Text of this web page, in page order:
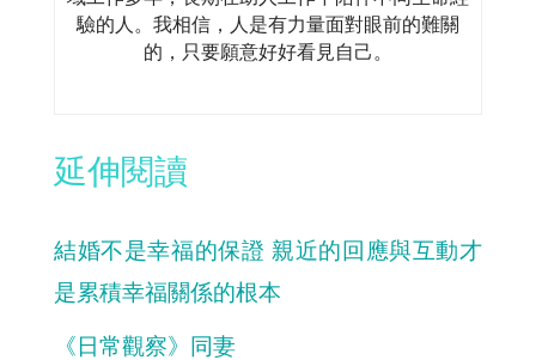
驗的人。我相信，人是有力量面對眼前的難關
的，只要願意好好看見自己。
延伸閱讀
結婚不是幸福的保證 親近的回應與互動才
是累積幸福關係的根本
《日常觀察》同妻